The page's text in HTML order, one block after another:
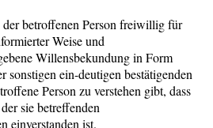
betroffenen Person freiwillig für
Weise und
Willensbekundung in Form
sonstigen ein-deutigen bestätigenden
Person zu verstehen gibt, dass
sie betreffenden
einverstanden ist.